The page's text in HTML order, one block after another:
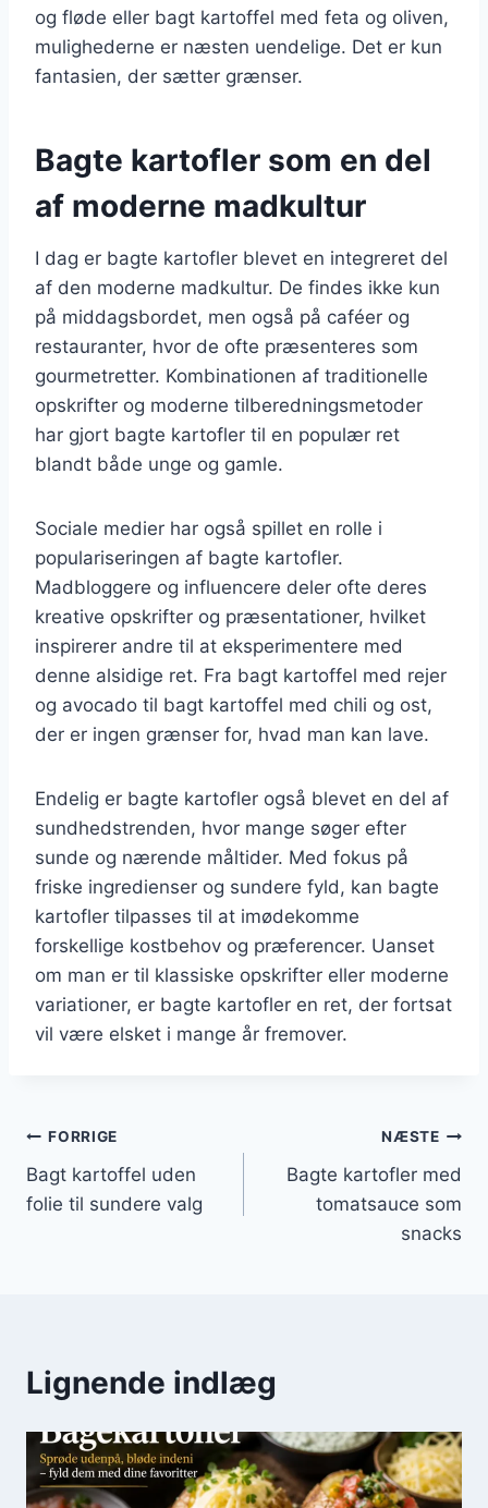
og fløde eller bagt kartoffel med feta og oliven,
mulighederne er næsten uendelige. Det er kun
fantasien, der sætter grænser.
Bagte kartofler som en del
af moderne madkultur
I dag er bagte kartofler blevet en integreret del
af den moderne madkultur. De findes ikke kun
på middagsbordet, men også på caféer og
restauranter, hvor de ofte præsenteres som
gourmetretter. Kombinationen af traditionelle
opskrifter og moderne tilberedningsmetoder
har gjort bagte kartofler til en populær ret
blandt både unge og gamle.
Sociale medier har også spillet en rolle i
populariseringen af bagte kartofler.
Madbloggere og influencere deler ofte deres
kreative opskrifter og præsentationer, hvilket
inspirerer andre til at eksperimentere med
denne alsidige ret. Fra bagt kartoffel med rejer
og avocado til bagt kartoffel med chili og ost,
der er ingen grænser for, hvad man kan lave.
Endelig er bagte kartofler også blevet en del af
sundhedstrenden, hvor mange søger efter
sunde og nærende måltider. Med fokus på
friske ingredienser og sundere fyld, kan bagte
kartofler tilpasses til at imødekomme
forskellige kostbehov og præferencer. Uanset
om man er til klassiske opskrifter eller moderne
variationer, er bagte kartofler en ret, der fortsat
vil være elsket i mange år fremover.
Indlægsnavigation
FORRIGE
Bagt kartoffel uden
folie til sundere valg
NÆSTE
Bagte kartofler med
tomatsauce som
snacks
Lignende indlæg